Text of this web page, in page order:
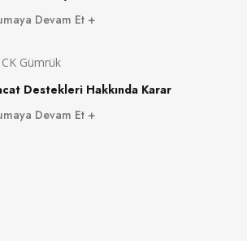
Devam Et
CK Gümrük
Destekleri Hakkında Karar
Devam Et